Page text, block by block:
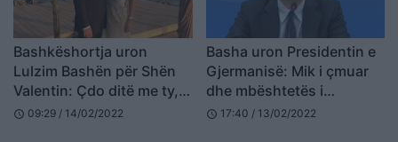
Bashkëshortja uron
Lulzim Bashën për Shën
Valentin: Çdo ditë me ty,
është dita ime e preferuar
schedule 09:29 / 14/02/2022
Basha uron Presidentin e
Gjermanisë: Mik i çmuar
dhe mbështetës i
integrimit të Shqipërisë në
schedule 17:40 / 13/02/2022